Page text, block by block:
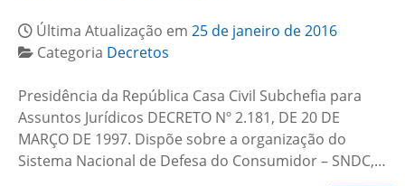
Última Atualização em 25 de janeiro de 2016
Categoria Decretos
Presidência da República Casa Civil Subchefia para
Assuntos Jurídicos DECRETO Nº 2.181, DE 20 DE
MARÇO DE 1997. Dispõe sobre a organização do
Sistema Nacional de Defesa do Consumidor – SNDC,…